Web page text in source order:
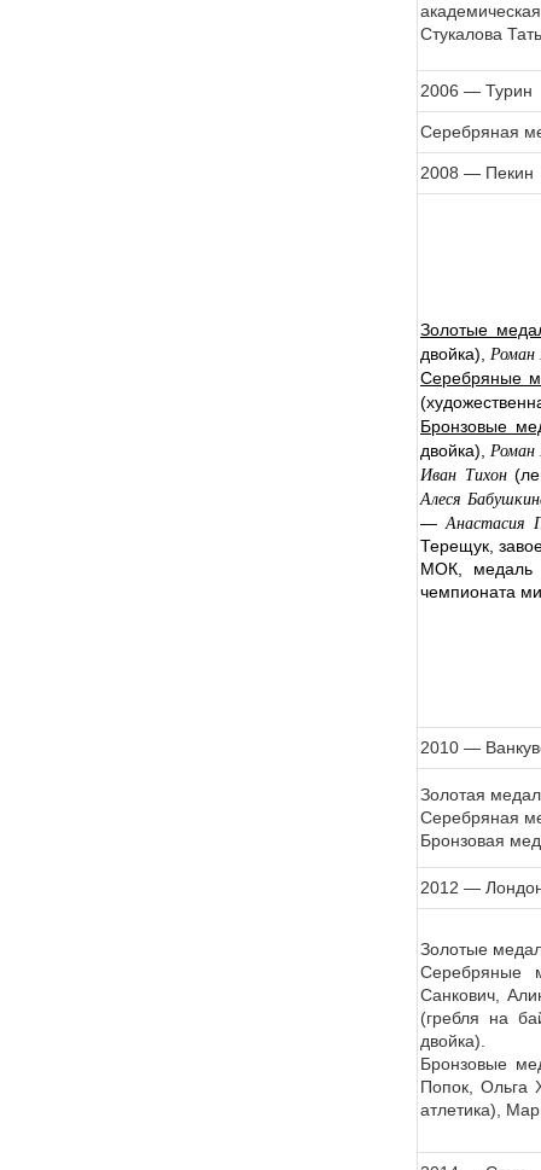
Стукалова
2006 — Турин
Серебряная
2008 — Пекин
Золотые
двойка), Роман
Серебряные
Бронзовые
двойка), Роман
Иван Тихон
Алеся
—Анастасия
Терещук,
МОК, медаль
чемпионата
2010 —
Золотая
Серебряная
Бронзовая
2012 —
Золотые
Серебряные
Санкович,
(гребля на
двойка).
Бронзовые
Попок, Ольга
атлетика),